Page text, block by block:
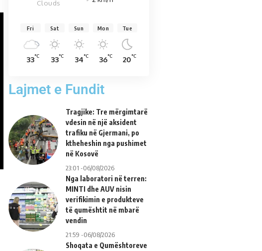
Clouds
Fri
33°C
Sat
33°C
Sun
34°C
Mon
36°C
Tue
20°C
Lajmet e Fundit
Tragjike: Tre mërgimtarë
vdesin në një aksident
trafiku në Gjermani, po
ktheheshin nga pushimet
në Kosovë
23:01 -06/08/2026
Nga laboratori në terren:
MINTI dhe AUV nisin
verifikimin e produkteve
të qumështit në mbarë
vendin
21:59 -06/08/2026
Shoqata e Qumështoreve